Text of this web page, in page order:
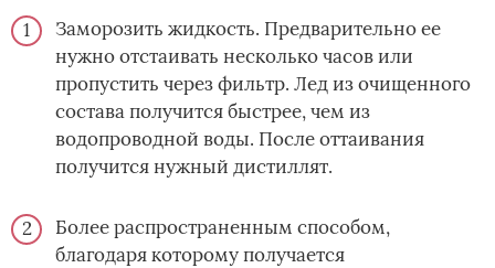
Заморозить жидкость. Предварительно ее
нужно отстаивать несколько часов или
пропустить через фильтр. Лед из очищенного
состава получится быстрее, чем из
водопроводной воды. После оттаивания
получится нужный дистиллят.
Более распространенным способом,
благодаря которому получается